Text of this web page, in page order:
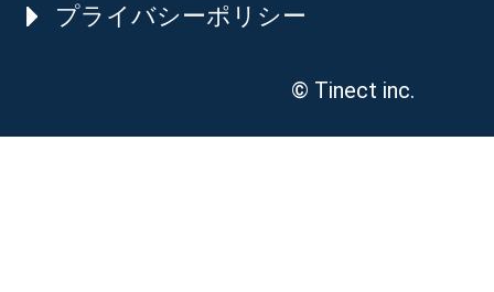
プライバシーポリシー
© Tinect inc.